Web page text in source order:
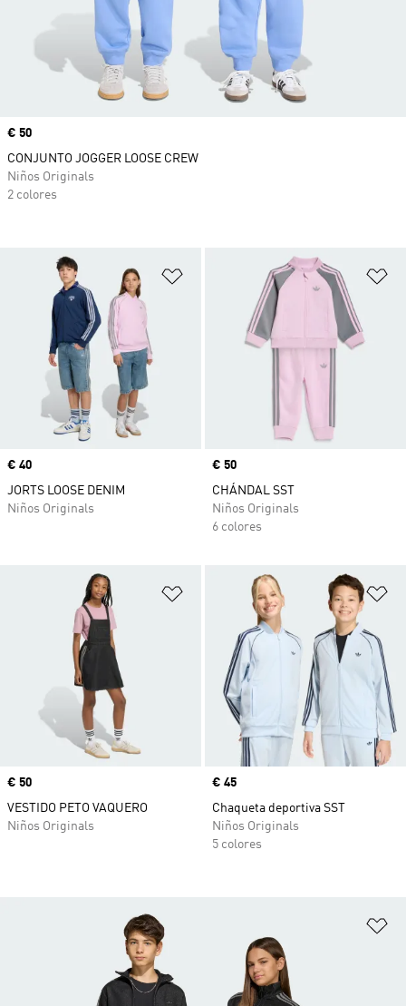
Añadir a la lista de deseos
Precio
€ 40
JORTS LOOSE DENIM
Niños Originals
Precio
€ 50
CHÁNDAL SST
Niños Originals
6 colores
Añadir a la lista de deseos
Precio
€ 50
VESTIDO PETO VAQUERO
Niños Originals
Precio
€ 45
Chaqueta deportiva SST
Niños Originals
5 colores
Precio
€ 50
CONJUNTO JOGGER LOOSE CREW
Niños Originals
2 colores